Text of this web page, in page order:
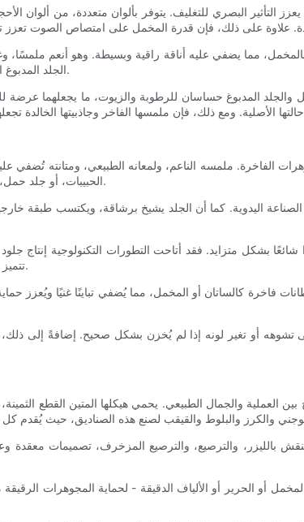
البصري للتغليف. يتوفر بألوان متعددة، من ألوان
مما يضفي عليه أناقة راقية وبسيطة. وهو أنعم ملمسًا،
الجلد المدبوغ الصناعي أحيانًا كبديل أقل تكلفةً وصديق للحيوانات، إذ يتميز بخصائص ملمسية مماثلة.
والجلد المدبوغ حساسان للرطوبة والزيوت، ما يجعلهما عرضة
الفاخرة. ملمسه الناعم، ولمعانه الطبيعي، ومتانته تُضفي
الحبيبات، أو جلد حمل، أو جلود نادرة مثل جلد التمساح أو النعام، وكل منها يُضفي طابعًا مميزًا على التغليف.
الصناعة اليدوية. كما أن الجلد يشيخ برشاقة، ويكتسب طبقة
بشكل متزايد. فقد أتاحت التطورات التكنولوجية إنتاج
تتميز هذه المواد غالبًا بمقاومتها للماء وقلة صيانتها، مما يجعلها عملية لأنماط الحياة النشطة.
فاخرة كالساتان أو المخمل، مما يُضفي تباينًا غنيًا
أو تغير لونه إذا لم يُخزن بشكل صحيح. إضافةً إلى ذلك،
والجمال الطبيعي. يحمي هيكلها المتين القطع
بالليزر، والترصيع، والترصيع المزخرف، تصميمات
أو الحرير أو الألياف الدقيقة - لحماية المجوهرات